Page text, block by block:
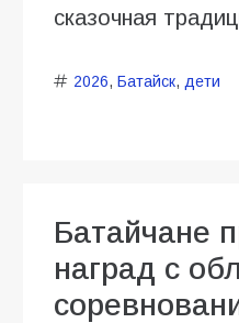
сказочная
2026, Батайск, дети
Батайчане
наград с